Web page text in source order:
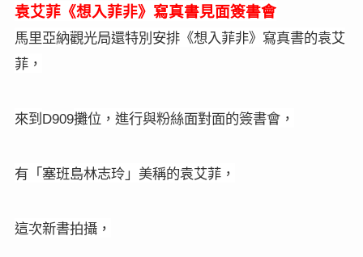
袁艾菲《想入菲非》寫真書見面簽書會
馬里亞納觀光局還特別安排《想入菲非》寫真書的袁艾
菲，
來到D909攤位，進行與粉絲面對面的簽書會，
有「塞班島林志玲」美稱的袁艾菲，
這次新書拍攝，